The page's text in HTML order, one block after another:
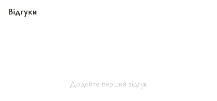
Відгуки
Додайте перший відгук